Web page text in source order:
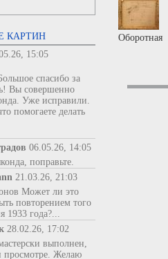
КАРТИН
15:05
спасибо за
Вы совершенно
Уже исправили.
помогаете делать
06.05.26, 14:05
поправьте.
21.03.26, 21:03
Может ли это
повторением того
1933 года?...
28.02.26, 17:02
выполнен,
просмотре. Желаю
Оборотная